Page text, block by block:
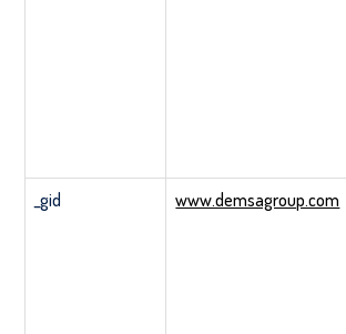
_gid www.demsagroup.com